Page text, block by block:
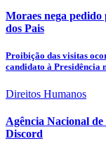
Moraes nega
dos Pais
Proibição das visitas
candidato à Presidência
Direitos Humanos
Agência Nacional
Discord